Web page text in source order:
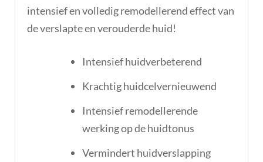
intensief en volledig remodellerend effect van
de verslapte en verouderde huid!
Intensief huidverbeterend
Krachtig huidcelvernieuwend
Intensief remodellerende
werking op de huidtonus
Vermindert huidverslapping